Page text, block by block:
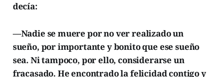
decía:
—Nadie se muere por no ver realizado un
sueño, por importante y bonito que ese sueño
sea. Ni tampoco, por ello, considerarse un
fracasado. He encontrado la felicidad contigo y